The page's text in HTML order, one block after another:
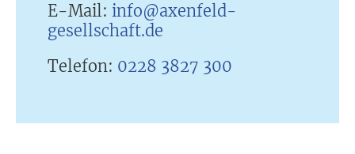
E-Mail: info@axenfeld-
gesellschaft.de
Telefon: 0228 3827 300